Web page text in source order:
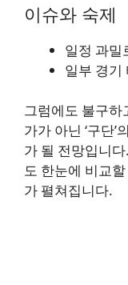
이슈와 숙제
일정 과밀
일부 경기
그럼에도 불구하
가가 아닌 ‘구단
가 될 전망입니
도 한눈에 비교
가 펼쳐집니다.